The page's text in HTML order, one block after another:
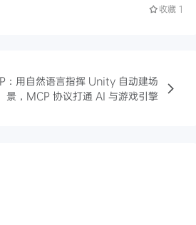
收藏 1
用自然语言指挥 Unity 自动建场
景，MCP 协议打通 AI 与游戏引擎